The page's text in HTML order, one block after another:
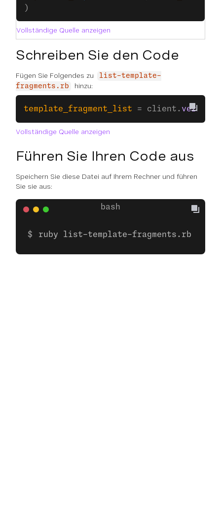
)
Vollständige Quelle anzeigen
Schreiben Sie den Code
Fügen Sie Folgendes zu
list-template-
fragments.rb
hinzu:
template_fragment_list = client. verify2
Vollständige Quelle anzeigen
Führen Sie Ihren Code aus
Speichern Sie diese Datei auf Ihrem Rechner und führen
Sie sie aus:
ruby list-template-fragments.rb